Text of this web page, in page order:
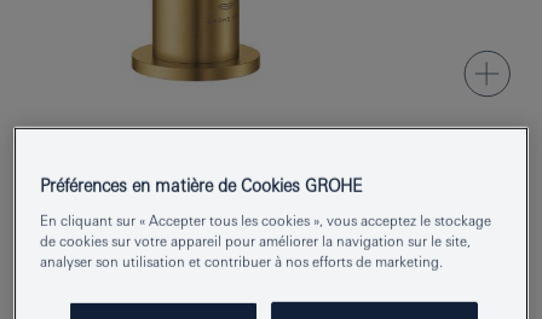
Numéro de produit 20658GN0
EAN 4005176951800
Préférences en matière de Cookies GROHE
En cliquant sur « Accepter tous les cookies », vous acceptez le stockage
de cookies sur votre appareil pour améliorer la navigation sur le site,
analyser son utilisation et contribuer à nos efforts de marketing.